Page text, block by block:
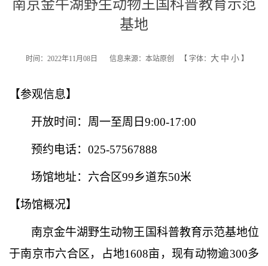
南京金牛湖野生动物王国科普教育示范
基地
时间：2022年11月08日 信息来源：本站原创 【 字体： 大 中 小 】
【参观信息】
开放时间： 周一至周日9:00-17:00
预约电话： 025-57567888
场馆地址： 六合区99乡道东50米
【场馆概况】
南京金牛湖野生动物王国科普教育示范基地位
于南京市六合区，占地1608亩，现有动物逾300多